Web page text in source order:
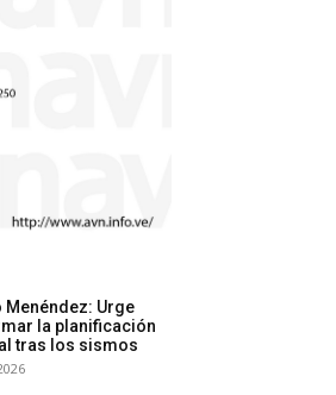
Menéndez: Urge
la planificación
tras los sismos